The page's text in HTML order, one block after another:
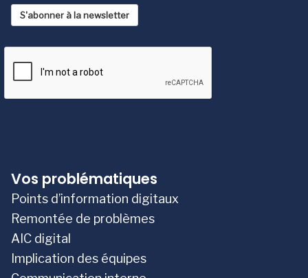
S'abonner à la newsletter
Vos problématiques
Points d’information digitaux
Remontée de problèmes
AIC digital
Implication des équipes